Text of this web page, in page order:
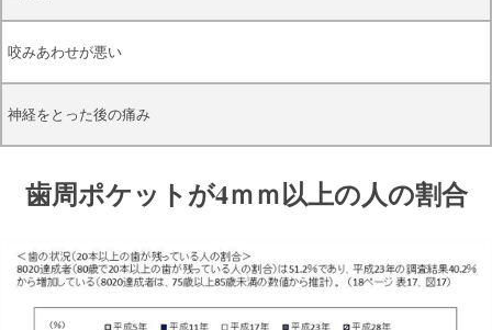
咬みあわせが悪い
神経をとった後の痛み
歯周ポケットが4ｍｍ以上の人の割合